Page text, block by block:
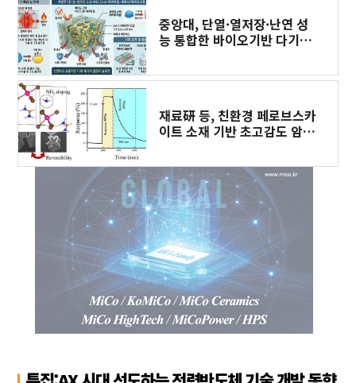
중앙대, 단열·열저장·난연 성
능 통합한 바이오기반 다기능
재료硏 등, 친환경 페로브스카
이트 소재 기반 초고감도 암모